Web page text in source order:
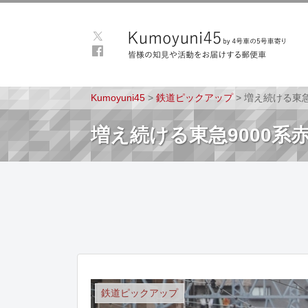
Kumoyuni45 > 鉄道ピックアップ> 増え続ける東
増え続ける東急9000系
鉄道ピックアップ